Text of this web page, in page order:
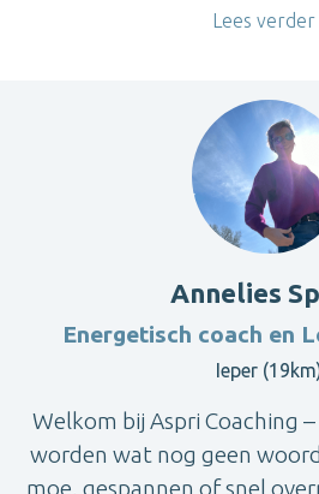
Lees verder
Annelies
Energetisch coach en
Ieper
Welkom bij Aspri Coaching
worden wat nog geen
moe, gespannen of snel